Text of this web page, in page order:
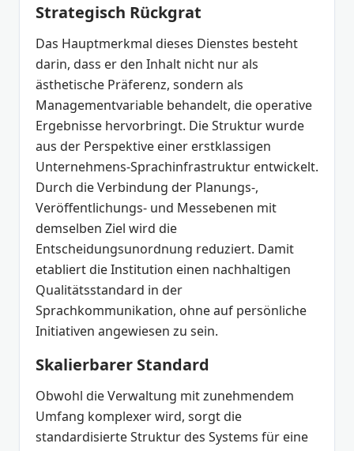
Strategisch Rückgrat
Das Hauptmerkmal dieses Dienstes besteht
darin, dass er den Inhalt nicht nur als
ästhetische Präferenz, sondern als
Managementvariable behandelt, die operative
Ergebnisse hervorbringt. Die Struktur wurde
aus der Perspektive einer erstklassigen
Unternehmens-Sprachinfrastruktur entwickelt.
Durch die Verbindung der Planungs-,
Veröffentlichungs- und Messebenen mit
demselben Ziel wird die
Entscheidungsunordnung reduziert. Damit
etabliert die Institution einen nachhaltigen
Qualitätsstandard in der
Sprachkommunikation, ohne auf persönliche
Initiativen angewiesen zu sein.
Skalierbarer Standard
Obwohl die Verwaltung mit zunehmendem
Umfang komplexer wird, sorgt die
standardisierte Struktur des Systems für eine